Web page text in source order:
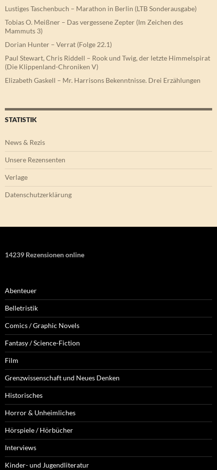
Lustiges Taschenbuch – Marathon in Berlin (LTB Sonderausgabe)
Tobias O. Meißner – Das vergessene Zepter (Im Zeichen des
Mammuts 3)
Dorian Hunter – Verrat (Folge 22.1)
Paul Stewart, Chris Riddell – Rook und Twig, der letzte Himmelspirat
(Die Klippenland-Chroniken V)
Elizabeth Gaskell – Mr. Harrisons Bekenntnisse. Drei Erzählungen
STATISTIK
News & Rezis
Unsere Rezensenten
Verlage
Datenschutzerklärung
14239 Rezensionen online
Abenteuer
Belletristik
Comics / Graphic Novels
Fantasy / Science-Fiction
Film
Grenzwissenschaft und Neues Denken
Historisches
Horror & Unheimliches
Hörspiele / Hörbücher
Interviews
Kinder- und Jugendliteratur